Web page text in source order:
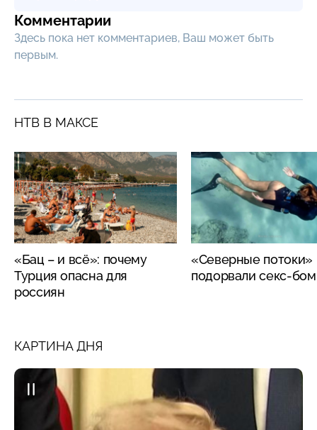
Комментарии
Здесь пока нет комментариев, Ваш может быть
первым.
НТВ В МАКСЕ
«Бац – и всё»: почему
Турция опасна для
россиян
«Северные потоки»
подорвали секс-
КАРТИНА ДНЯ